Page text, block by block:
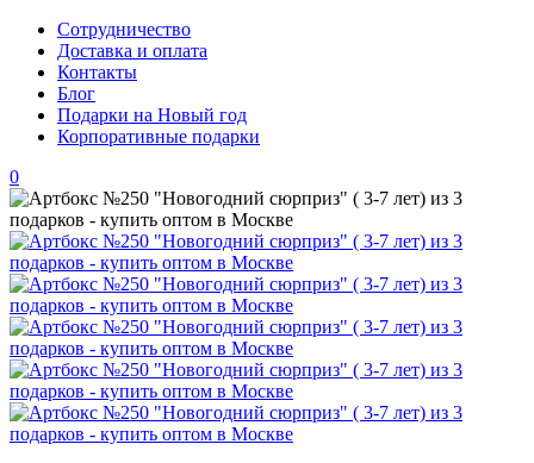
Сотрудничество
Доставка и оплата
Контакты
Блог
Подарки на Новый год
Корпоративные подарки
0